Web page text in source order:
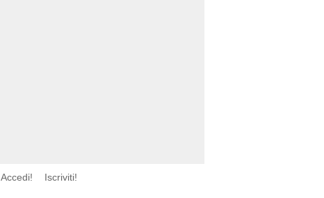
Accedi! Iscriviti!